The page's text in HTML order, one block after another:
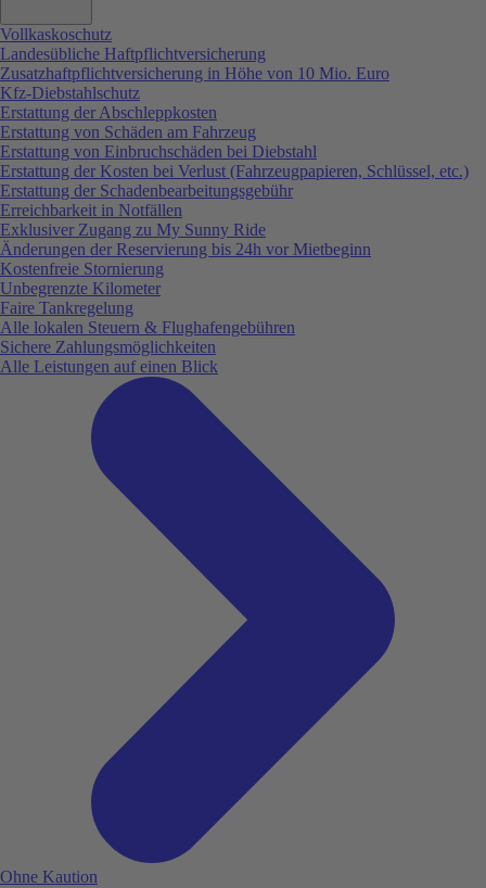
Vollkaskoschutz
Landesübliche Haftpflichtversicherung
Zusatzhaftpflichtversicherung in Höhe von 10 Mio. Euro
Kfz-Diebstahlschutz
Erstattung der Abschleppkosten
Erstattung von Schäden am Fahrzeug
Erstattung von Einbruchschäden bei Diebstahl
Erstattung der Kosten bei Verlust (Fahrzeugpapieren, Schlüssel, etc.)
Erstattung der Schadenbearbeitungsgebühr
Erreichbarkeit in Notfällen
Exklusiver Zugang zu My Sunny Ride
Änderungen der Reservierung bis 24h vor Mietbeginn
Kostenfreie Stornierung
Unbegrenzte Kilometer
Faire Tankregelung
Alle lokalen Steuern & Flughafengebühren
Sichere Zahlungsmöglichkeiten
Alle Leistungen auf einen Blick
Ohne Kaution